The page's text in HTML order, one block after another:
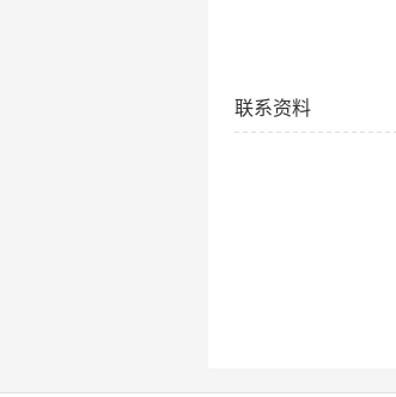
联系资料